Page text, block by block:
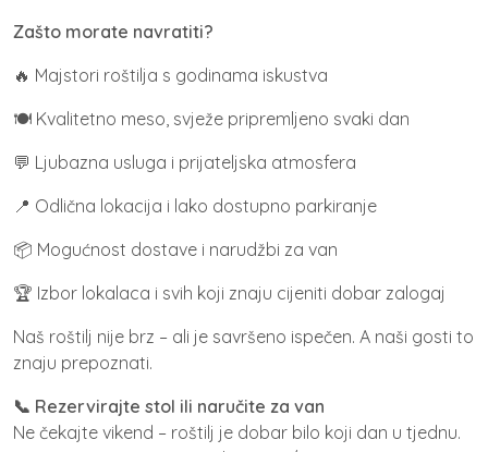
Zašto morate navratiti?
🔥 Majstori roštilja s godinama iskustva
🍽️ Kvalitetno meso, svježe pripremljeno svaki dan
💬 Ljubazna usluga i prijateljska atmosfera
📍 Odlična lokacija i lako dostupno parkiranje
📦 Mogućnost dostave i narudžbi za van
🏆 Izbor lokalaca i svih koji znaju cijeniti dobar zalogaj
Naš roštilj nije brz – ali je savršeno ispečen. A naši gosti to
znaju prepoznati.
📞 Rezervirajte stol ili naručite za van
Ne čekajte vikend – roštilj je dobar bilo koji dan u tjednu.